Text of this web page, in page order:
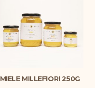
MIELE MILLEFIORI 250G